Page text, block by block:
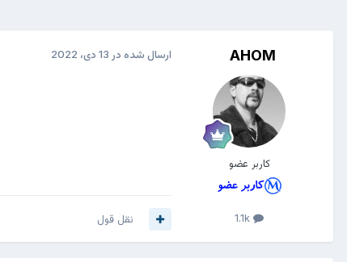
AHOM
کاربر عضو
ارسال شده در 13 دی، 2022
نقل قول